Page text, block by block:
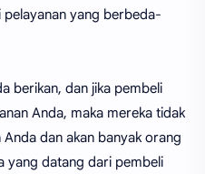
yang berbeda-
berikan, dan jika pembeli
Anda, maka mereka tidak
dan akan banyak orang
yang datang dari pembeli